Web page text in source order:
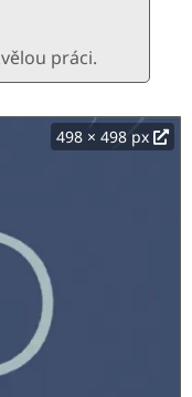
práci.
498 × 498 px